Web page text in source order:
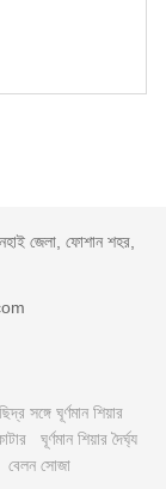
জেলা, ফোশান শহর,
ছিদ্র সঙ্গে ঘূর্ণমান শিয়ার
ঘূর্ণমান শিয়ার দৈর্ঘ্য
বেলন সোজা